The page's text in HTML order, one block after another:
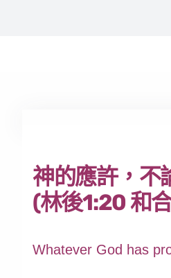
神的應許，不
(林後1:20 和
Whatever God has